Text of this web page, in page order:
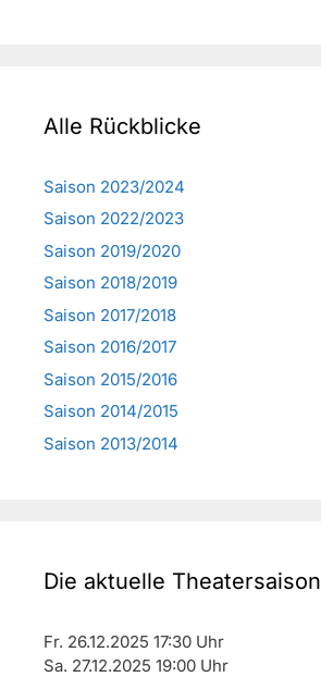
Alle Rückblicke
Saison 2023/2024
Saison 2022/2023
Saison 2019/2020
Saison 2018/2019
Saison 2017/2018
Saison 2016/2017
Saison 2015/2016
Saison 2014/2015
Saison 2013/2014
Die aktuelle Theatersaison
Fr. 26.12.2025 17:30 Uhr
Sa. 27.12.2025 19:00 Uhr